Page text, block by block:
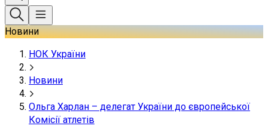
Новини
НОК України
Новини
Ольга Харлан – делегат України до європейської
Комісії атлетів